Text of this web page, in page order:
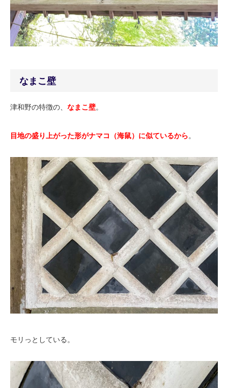
なまこ壁
津和野の特徴の、 なまこ壁。
目地の盛り上がった形がナマコ（海鼠）に似ているから。
モリっとしている。